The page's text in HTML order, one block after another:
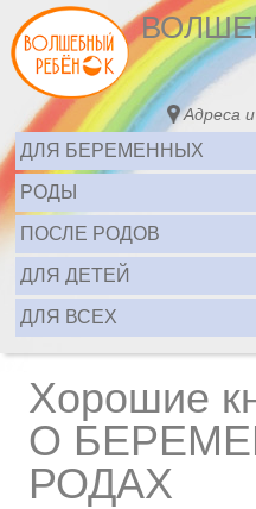
Адреса
ДЛЯ БЕРЕМЕННЫХ
РОДЫ
ПОСЛЕ РОДОВ
ДЛЯ ДЕТЕЙ
ДЛЯ ВСЕХ
Хорошие
О
РОДАХ